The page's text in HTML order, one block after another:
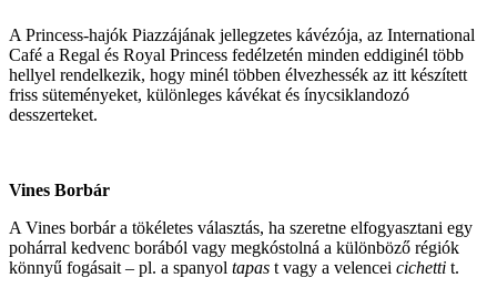
A Princess-hajók Piazzájának jellegzetes kávézója, az International
Café a Regal és Royal Princess fedélzetén minden eddiginél több
hellyel rendelkezik, hogy minél többen élvezhessék az itt készített
friss süteményeket, különleges kávékat és ínycsiklandozó
desszerteket.
Vines Borbár
A Vines borbár a tökéletes választás, ha szeretne elfogyasztani egy
pohárral kedvenc borából vagy megkóstolná a különböző régiók
könnyű fogásait – pl. a spanyol tapas t vagy a velencei cichetti t.